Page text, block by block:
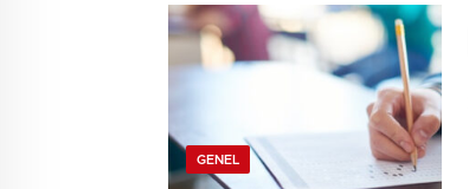
sonuçları ne vakit açıklanacak,
açıklandı mı? İKM uzunluk kilo
ölçümü ne vakit, imtihan yerleri
GENEL